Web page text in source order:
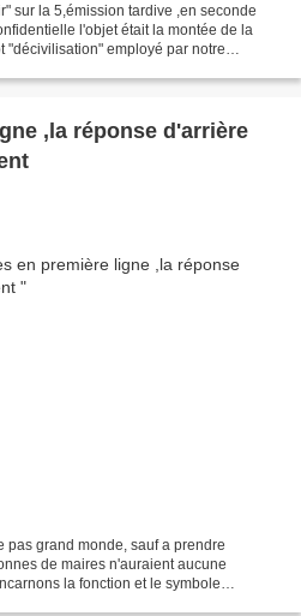
sur la 5,émission tardive ,en seconde
l'objet était la montée de la
"décivilisation" employé par notre
,la réponse d'arrière
pas grand monde, sauf a prendre
de maires n'auraient aucune
la fonction et le symbole